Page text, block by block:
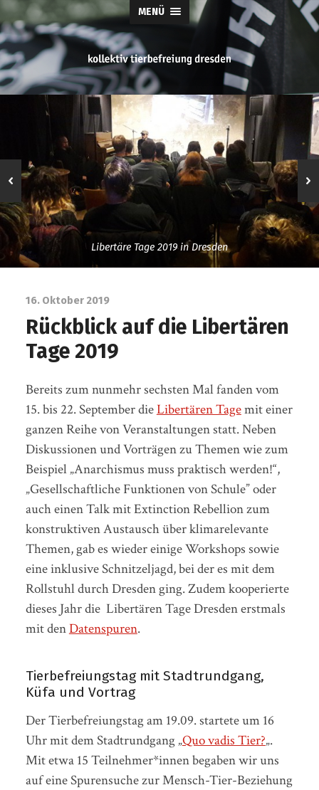
MENÜ
tierbefreiung
dresden
Libertäre Tage 2019 in Dresden
16. Oktober 2019
Rückblick auf die Libertären
Tage 2019
Bereits zum nunmehr sechsten Mal fanden vom
15. bis 22. September dieLibertären Tagemit einer
ganzen Reihe von Veranstaltungen statt. Neben
Diskussionen und Vorträgen zu Themen wie zum
Beispiel „Anarchismus muss praktisch werden!“,
„Gesellschaftliche Funktionen von Schule” oder
auch einen Talk mit Extinction Rebellion zum
konstruktiven Austausch über klimarelevante
Themen, gab es wieder einige Workshops sowie
eine inklusive Schnitzeljagd, bei der es mit dem
Rollstuhl durch Dresden ging. Zudem kooperierte
dieses Jahr die Libertären Tage Dresden erstmals
mit denDatenspuren.
Tierbefreiungstag mit Stadtrundgang,
Küfa und Vortrag
Der Tierbefreiungstag am 19.09. startete um 16
Uhr mit dem Stadtrundgang „Quo vadis Tier?„.
Mit etwa 15 Teilnehmer*innen begaben wir uns
auf eine Spurensuche zur Mensch-Tier-Beziehung